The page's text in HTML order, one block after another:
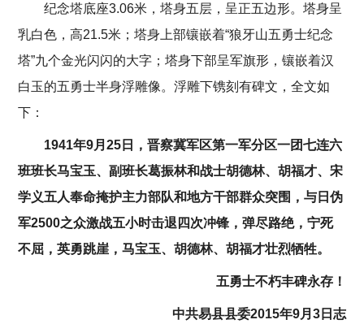
纪念塔底座3.06米，塔身五层，呈正五边形。塔身呈
乳白色，高21.5米；塔身上部镶嵌着“狼牙山五勇士纪念
塔”九个金光闪闪的大字；塔身下部呈军旗形，镶嵌着汉
白玉的五勇士半身浮雕像。浮雕下镌刻有碑文，全文如
下：
1941年9月25日，晋察冀军区第一军分区一团七连六
班班长马宝玉、副班长葛振林和战士胡德林、胡福才、宋
学义五人奉命掩护主力部队和地方干部群众突围，与日伪
军2500之众激战五小时击退四次冲锋，弹尽路绝，宁死
不屈，英勇跳崖，马宝玉、胡德林、胡福才壮烈牺牲。
五勇士不朽丰碑永存！
中共易县县委2015年9月3日志